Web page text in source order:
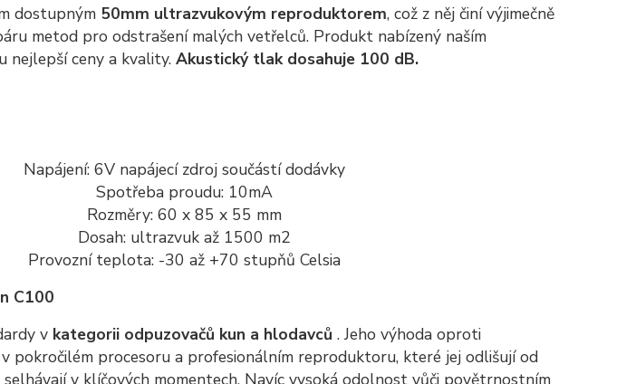
dostupným 50mm ultrazvukovým reproduktorem, což z něj činí výjimečně
metod pro odstrašení malých vetřelců. Produkt nabízený naším
nejlepší ceny a kvality. Akustický tlak dosahuje 100 dB.
Napájení: 6V napájecí zdroj součástí dodávky
Spotřeba proudu: 10mA
Rozměry: 60 x 85 x 55 mm
Dosah: ultrazvuk až 1500 m2
Provozní teplota: -30 až +70 stupňů Celsia
C100
v kategorii odpuzovačů kun a hlodavců . Jeho výhoda oproti
pokročilém procesoru a profesionálním reproduktoru, které jej odlišují od
v klíčových momentech. Navíc vysoká odolnost vůči povětrnostním